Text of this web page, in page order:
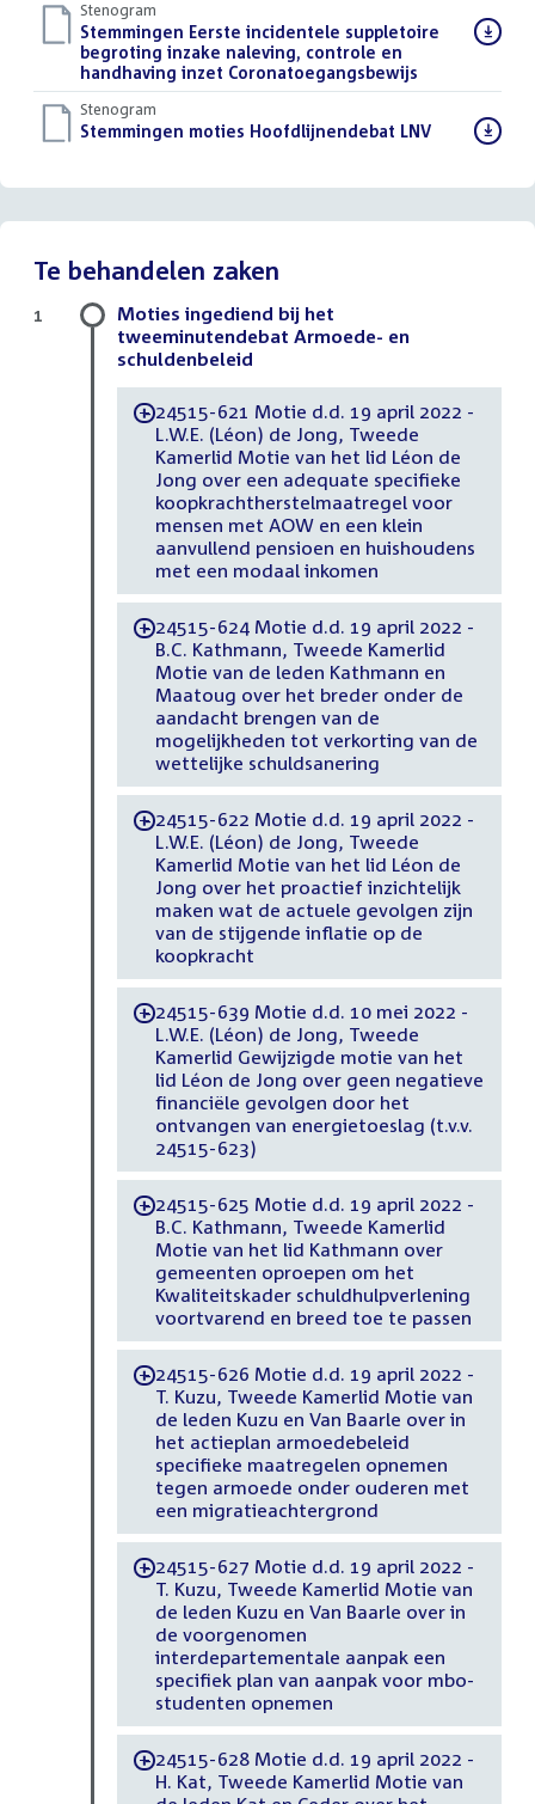
Stenogram
Download
bestand:
Stemmingen Eerste incidentele suppletoire
begroting inzake naleving, controle en
handhaving inzet Coronatoegangsbewijs
Stenogram
Download
Stemmingen moties Hoofdlijnendebat LNV()
Te behandelen zaken
Moties ingediend bij het
tweeminutendebat Armoede- en
schuldenbeleid
-24515-621 Motie d.d. 19 april 2022 -
L.W.E. (Léon) de Jong, Tweede
Kamerlid Motie van het lid Léon de
Jong over een adequate specifieke
koopkrachtherstelmaatregel voor
mensen met AOW en een klein
aanvullend pensioen en huishoudens
met een modaal inkomen
-24515-624 Motie d.d. 19 april 2022 -
B.C. Kathmann, Tweede Kamerlid
Motie van de leden Kathmann en
Maatoug over het breder onder de
aandacht brengen van de
mogelijkheden tot verkorting van de
wettelijke schuldsanering
-24515-622 Motie d.d. 19 april 2022 -
L.W.E. (Léon) de Jong, Tweede
Kamerlid Motie van het lid Léon de
Jong over het proactief inzichtelijk
maken wat de actuele gevolgen zijn
van de stijgende inflatie op de
koopkracht
-24515-639 Motie d.d. 10 mei 2022 -
L.W.E. (Léon) de Jong, Tweede
Kamerlid Gewijzigde motie van het
lid Léon de Jong over geen negatieve
financiële gevolgen door het
ontvangen van energietoeslag (t.v.v.
24515-623)
-24515-625 Motie d.d. 19 april 2022 -
B.C. Kathmann, Tweede Kamerlid
Motie van het lid Kathmann over
gemeenten oproepen om het
Kwaliteitskader schuldhulpverlening
voortvarend en breed toe te passen
-24515-626 Motie d.d. 19 april 2022 -
T. Kuzu, Tweede Kamerlid Motie van
de leden Kuzu en Van Baarle over in
het actieplan armoedebeleid
specifieke maatregelen opnemen
tegen armoede onder ouderen met
een migratieachtergrond
-24515-627 Motie d.d. 19 april 2022 -
T. Kuzu, Tweede Kamerlid Motie van
de leden Kuzu en Van Baarle over in
de voorgenomen
interdepartementale aanpak een
specifiek plan van aanpak voor mbo-
studenten opnemen
-24515-628 Motie d.d. 19 april 2022 -
H. Kat, Tweede Kamerlid Motie van
1